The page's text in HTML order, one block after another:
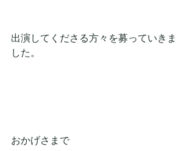
出演してくださる方々を募っていきま
した。
おかげさまで